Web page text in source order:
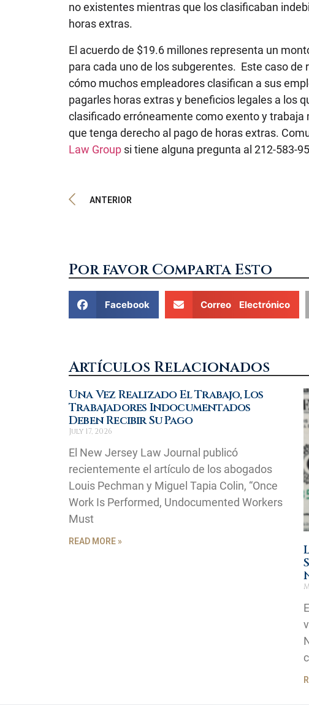
no existentes mientras que los clasificaban
horas extras.
El acuerdo de $19.6 millones representa un
para cada uno de los subgerentes. Este caso de
cómo muchos empleadores clasifican a sus
pagarles horas extras y beneficios legales a los
clasificado erróneamente como exento y trabaja
que tenga derecho al pago de horas extras.
Law Group si tiene alguna pregunta al 212-583-
ANTERIOR
Por favor Comparta Esto
Facebook Correo Electrónico
Artículos Relacionados
Una Vez Realizado El Trabajo, Los
Trabajadores Indocumentados
Deben Recibir Su Pago
July 17, 2026
El New Jersey Law Journal publicó
recientemente el artículo de los abogados
Louis Pechman y Miguel Tapia Colin, “Once
Work Is Performed, Undocumented Workers
Must
READ MORE »